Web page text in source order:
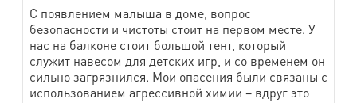
Декорат. наволочка, сидушка на стул
Пододеяльник
780 руб.
Простыня
640 руб.
Чехол на диван, наматрасник 1,5 сп.
930 руб.
С появлением малыша в доме, вопрос
безопасности и чистоты стоит на первом месте. У
нас на балконе стоит большой тент, который
служит навесом для детских игр, и со временем он
сильно загрязнился. Мои опасения были связаны с
использованием агрессивной химии – вдруг это